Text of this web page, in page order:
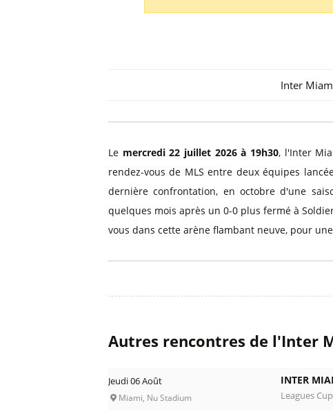
Inter
Le mercredi 22 juillet 2026 à 19h30, l'Inter
rendez-vous de MLS entre deux équipes
dernière confrontation, en octobre d'une
quelques mois après un 0-0 plus fermé à
vous dans cette arène flambant neuve, pour
Autres rencontres de l'Inter
Jeudi 06 Août
Miami, Nu Stadium
INTER
Leagues Cup